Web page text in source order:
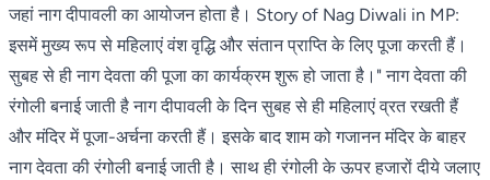
जहां नाग दीपावली का आयोजन होता है। Story of Nag Diwali in MP:
इसमें मुख्य रूप से महिलाएं वंश वृद्धि और संतान प्राप्ति के लिए पूजा करती हैं।
सुबह से ही नाग देवता की पूजा का कार्यक्रम शुरू हो जाता है।" नाग देवता की
रंगोली बनाई जाती है नाग दीपावली के दिन सुबह से ही महिलाएं व्रत रखती हैं
और मंदिर में पूजा-अर्चना करती हैं। इसके बाद शाम को गजानन मंदिर के बाहर
नाग देवता की रंगोली बनाई जाती है। साथ ही रंगोली के ऊपर हजारों दीये जलाए